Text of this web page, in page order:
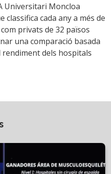
Universitari Moncloa
cada any a més de
privats de 32 països
una comparació basada
rendiment dels hospitals